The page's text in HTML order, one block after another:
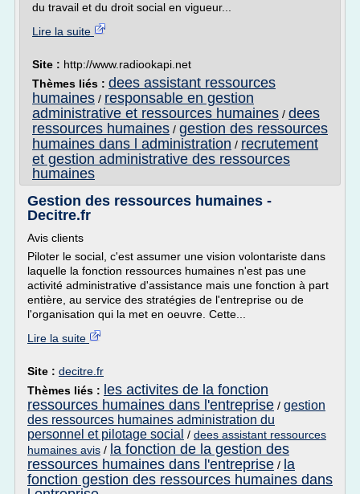
du travail et du droit social en vigueur...
Lire la suite
Site : http://www.radiookapi.net
Thèmes liés : dees assistant ressources
humaines / responsable en gestion
administrative et ressources humaines / dees
ressources humaines / gestion des ressources
humaines dans l administration / recrutement
et gestion administrative des ressources
humaines
Gestion des ressources humaines -
Decitre.fr
Avis clients
Piloter le social, c'est assumer une vision volontariste dans
laquelle la fonction ressources humaines n'est pas une
activité administrative d'assistance mais une fonction à part
entière, au service des stratégies de l'entreprise ou de
l'organisation qui la met en oeuvre. Cette...
Lire la suite
Site : decitre.fr
Thèmes liés : les activites de la fonction
ressources humaines dans l'entreprise / gestion
des ressources humaines administration du
personnel et pilotage social / dees assistant ressources
humaines avis / la fonction de la gestion des
ressources humaines dans l'entreprise / la
fonction gestion des ressources humaines dans